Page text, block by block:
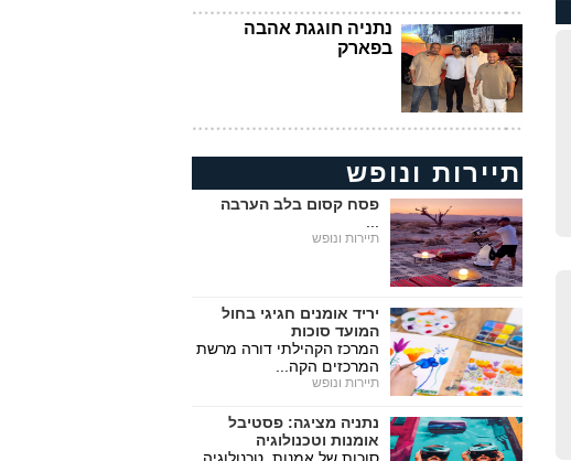
נתניה חוגגת אהבה
בפארק
תיירות ונופש
פסח קסום בלב הערבה
תיירות ונופש
יריד אומנים חגיגי בחול
המועד סוכות
המרכז הקהילתי דורה מרשת
המרכזים הקה...
תיירות ונופש
נתניה מציגה: פסטיבל
אומנות וטכנולוגיה